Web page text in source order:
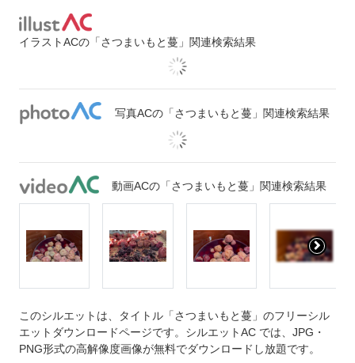
イラストACの「さつまいもと蔓」関連検索結果
写真ACの「さつまいもと蔓」関連検索結果
動画ACの「さつまいもと蔓」関連検索結果
このシルエットは、タイトル「さつまいもと蔓」のフリーシル
エットダウンロードページです。シルエットAC では、JPG・
PNG形式の高解像度画像が無料でダウンロードし放題です。